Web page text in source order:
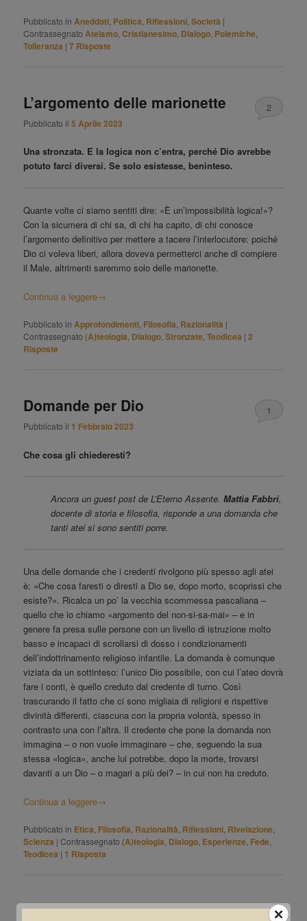
Pubblicato in Aneddoti Politica Riflessioni ,Società |
Contrassegnato Ateismo ,Cristianesimo Dialogo Polemiche
Tolleranza |7 Risposte
L’argomento delle marionette
Pubblicato il5 Aprile 2023
2
Una stronzata. E la logica non c’entra, perché Dio avrebbe
potuto farci diversi. Se solo esistesse, beninteso.
Quante volte ci siamo sentiti dire: «È un’impossibilità logica!»?
Con la sicumera di chi sa, di chi ha capito, di chi conosce
l’argomento definitivo per mettere a tacere l’interlocutore: poiché
Dio ci voleva liberi, allora doveva permetterci anche di compiere
il Male, altrimenti saremmo solo delle marionette.
Continua a leggere→
Pubblicato in Approfondimenti Filosofia Razionalità |
Contrassegnato (A)teologia Dialogo ,Stronzate ,Teodicea |2
Risposte
Domande per Dio
Pubblicato il 1 Febbraio 2023
1
Che cosa gli chiederesti?
Ancora un guest post de L’Eterno Assente.Mattia Fabbri,
docente di storia e filosofia, risponde a una domanda che
tanti atei si sono sentiti porre.
Una delle domande che i credenti rivolgono più spesso agli atei
è: «Che cosa faresti o diresti a Dio se, dopo morto, scoprissi che
esiste?». Ricalca un po’ la vecchia scommessa pascaliana –
quello che io chiamo «argomento del non-si-sa-mai» – e in
genere fa presa sulle persone con un livello di istruzione molto
basso e incapaci di scrollarsi di dosso i condizionamenti
dell’indottrinamento religioso infantile. La domanda è comunque
viziata da un sottinteso: l’unico Dio possibile, con cui l’ateo dovrà
fare i conti, è quello creduto dal credente di turno. Così
trascurando il fatto che ci sono migliaia di religioni e rispettive
divinità differenti, ciascuna con la propria volontà, spesso in
contrasto una con l’altra. Il credente che pone la domanda non
immagina – o non vuole immaginare – che, seguendo la sua
stessa «logica», anche lui potrebbe, dopo la morte, trovarsi
davanti a un Dio – o magari a più dei? – in cui non ha creduto.
Continua a leggere→
Pubblicato in Etica Filosofia Razionalità Riflessioni Rivelazione
Scienza |Contrassegnato (A)teologia Dialogo Esperienze Fede
Teodicea | 1 Risposta
Altrimenti la noia? 4